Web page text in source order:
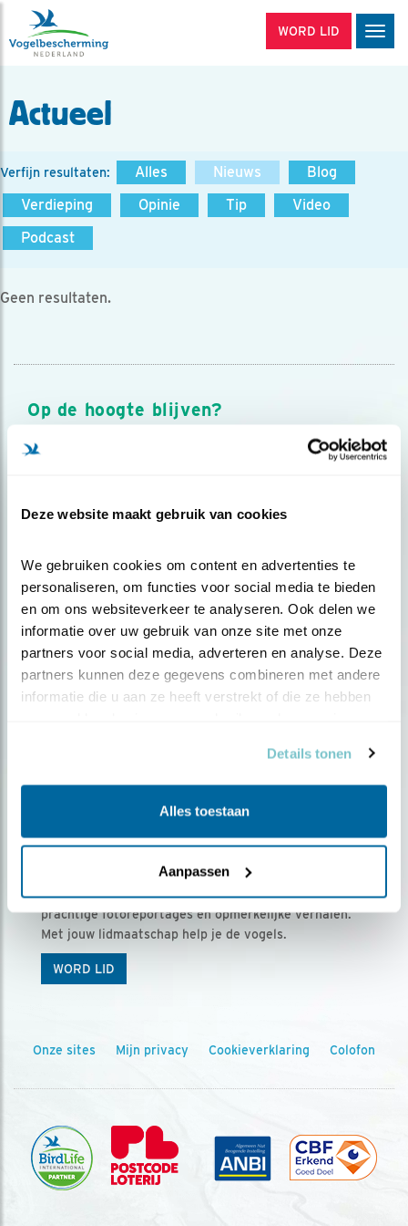
Deze website maakt gebruik van cookies
We gebruiken cookies om content en advertenties te
personaliseren, om functies voor social media te bieden
en om ons websiteverkeer te analyseren. Ook delen we
informatie over uw gebruik van onze site met onze
partners voor social media, adverteren en analyse. Deze
partners kunnen deze gegevens combineren met andere
informatie die u aan ze heeft verstrekt of die ze hebben
Details tonen
Alles toestaan
Aanpassen
WORD LID
Actueel
Verfijn resultaten: Alles Nieuws
Blog
Verdieping
Opinie Tip
Video
Podcast
Geen resultaten.
Op de hoogte blijven?
Meld je aan en ontvang nieuws, inspiratie, acties en tips
over vogels en activiteiten van Vogelbescherming.
Ontvang 5 x Vogels voor € 36,00 per jaar
Vogels is het tijdschrift voor onze leden, met
prachtige fotoreportages en opmerkelijke verhalen.
Met jouw lidmaatschap help je de vogels.
WORD LID
Onze sites Mijn privacy Cookieverklaring Colofon